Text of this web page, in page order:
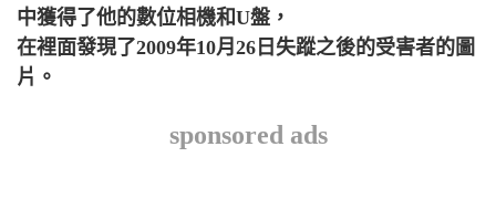
中獲得了他的數位相機和U盤，
在裡面發現了2009年10月26日失蹤之後的受害者的圖
片。
sponsored ads